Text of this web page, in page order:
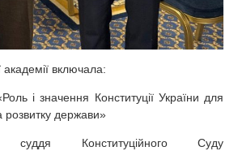
включала:
і значення Конституції України для
розвитку держави»
Конституційного Суду